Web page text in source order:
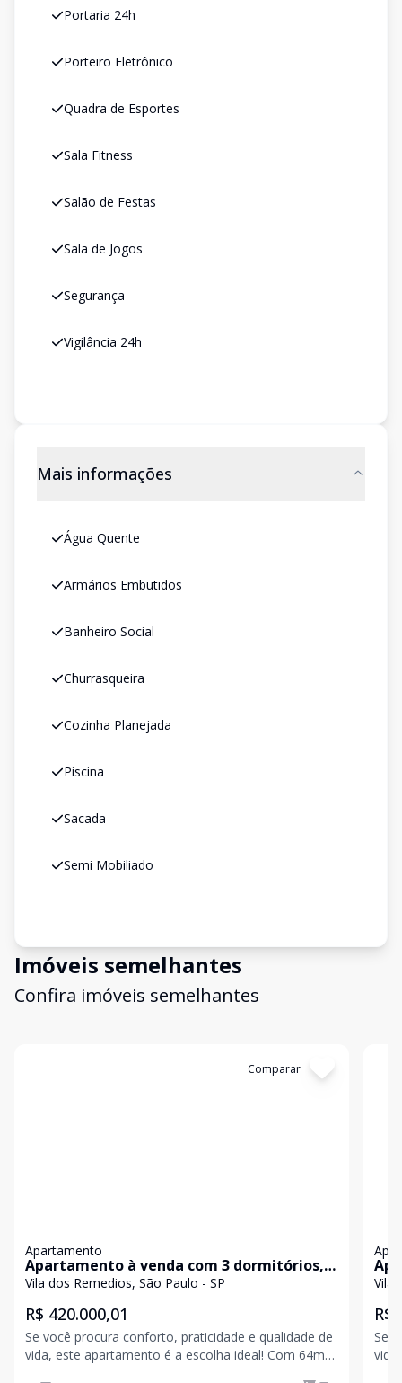
Portaria 24h
Porteiro Eletrônico
Quadra de Esportes
Sala Fitness
Salão de Festas
Sala de Jogos
Segurança
Vigilância 24h
Mais informações
Água Quente
Armários Embutidos
Banheiro Social
Churrasqueira
Cozinha Planejada
Piscina
Sacada
Semi Mobiliado
Imóveis semelhantes
Confira imóveis semelhantes
Comparar
Apartamento
Apartamento à venda com 3 dormitórios, 2
vagas de garagem em excelente
Vila dos Remedios, São Paulo - SP
R$ 420.000,01
Se você procura conforto, praticidade e qualidade de
vida, este apartamento é a escolha ideal! Com 64m,
em
Vila
R$
Se